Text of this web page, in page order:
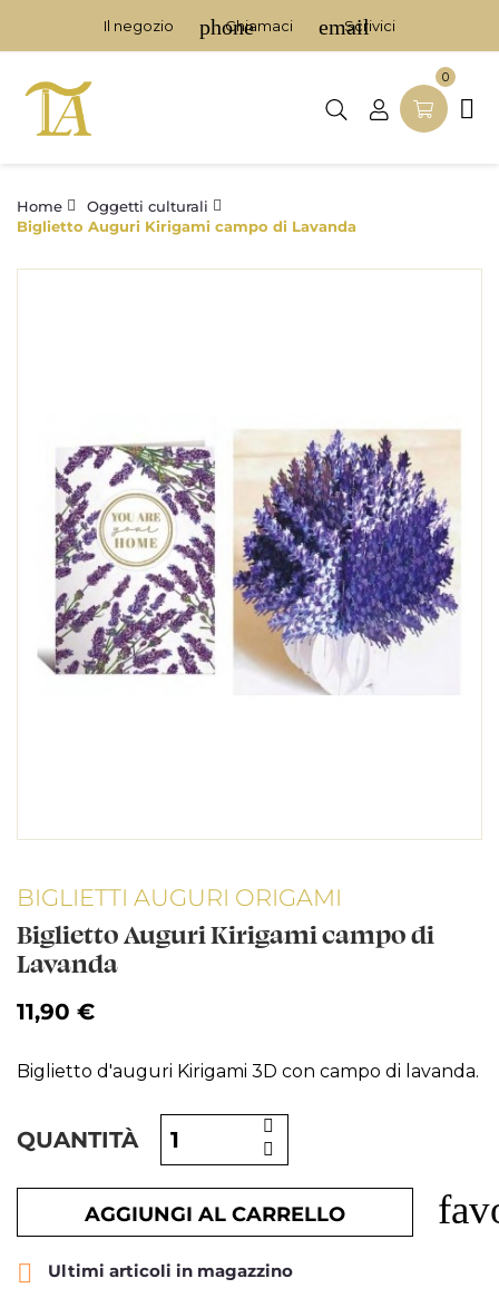
Il negozio phone
Chiamaci email
Scrivici

0
Home
Oggetti culturali
Biglietto Auguri Kirigami campo di Lavanda
BIGLIETTI AUGURI ORIGAMI
Biglietto Auguri Kirigami campo di
Lavanda
11,90 €
Biglietto d'auguri Kirigami 3D con campo di lavanda.
QUANTITÀ
AGGIUNGI AL CARRELLO
 Ultimi articoli in magazzino